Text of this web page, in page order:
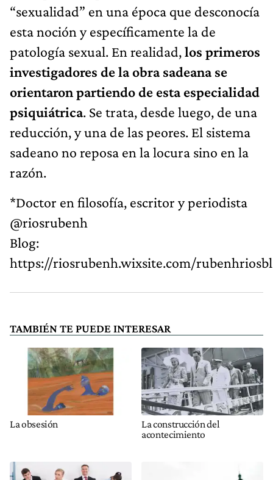
“sexualidad” en una época que desconocía
esta noción y específicamente la de
patología sexual. En realidad,los primeros
investigadores de la obra sadeana se
orientaron partiendo de esta especialidad
psiquiátrica. Se trata, desde luego, de una
reducción, y una de las peores. El sistema
sadeano no reposa en la locura sino en la
razón.
*Doctor en filosofía, escritor y periodista
@riosrubenh
Blog:
https://riosrubenh.wixsite.com/
TAMBIÉN TE PUEDE INTERESAR
La obsesión
La construcción del
acontecimiento